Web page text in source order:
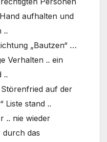
aufhalten und
..
„Bautzen“ …
Verhalten .. ein
..
auf der
Liste stand ..
.. nie wieder
durch das